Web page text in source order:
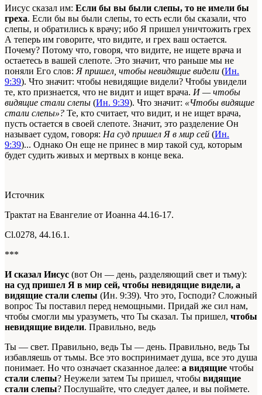
Иисус сказал им: Если бы вы были слепы, то не имели бы
греха. Если бы вы были слепы, то есть если бы сказали, что
слепы, и обратились к врачу; ибо Я пришел уничтожить грех
А теперь им говорите, что видите, и грех ваш остается.
Почему? Потому что, говоря, что видите, не ищете врача и
остаетесь в вашей слепоте. Это значит, что раньше мы не
поняли Его слов: Я пришел, чтобы невидящие видели (Ин.
9:39). Что значит: чтобы невидящие видели? Чтобы увидели
те, кто признается, что не видит и ищет врача. И — чтобы
видящие стали слепы (Ин. 9:39). Что значит: «Чтобы видящие
стали слепы»? Те, кто считает, что видит, и не ищет врача,
пусть остается в своей слепоте. Значит, это разделение Он
называет судом, говоря: На суд пришел Я в мир сей (Ин.
9:39)... Однако Он еще не принес в мир такой суд, которым
будет судить живых и мертвых в конце века.
Источник
Трактат на Евангелие от Иоанна 44.16-17.
Сl.0278, 44.16.1.
***
И сказал Иисус (вот Он — день, разделяющий свет и тьму):
на суд пришел Я в мир сей, чтобы невидящие видели, а
видящие стали слепы (Ин. 9:39). Что это, Господи? Сложный
вопрос Ты поставил перед немощными. Придай же сил нам,
чтобы смогли мы уразуметь, что Ты сказал. Ты пришел, чтобы
невидящие видели. Правильно, ведь
Ты — свет. Правильно, ведь Ты — день. Правильно, ведь Ты
избавляешь от тьмы. Все это воспринимает душа, все это душа
понимает. Но что означает сказанное далее: а видящие чтобы
стали слепы? Неужели затем Ты пришел, чтобы видящие
стали слепы? Послушайте, что следует далее, и вы поймете.